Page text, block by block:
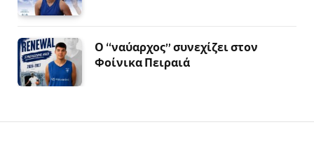
Ο “ναύαρχος” συνεχίζει στον
Φοίνικα Πειραιά